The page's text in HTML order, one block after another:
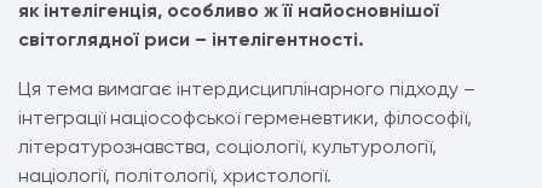
як інтелігенція, особливо ж її найосновнішої
світоглядної риси – інтелігентності.
Ця тема вимагає інтердисциплінарного підходу –
інтеграції націософської герменевтики, філософії,
літературознавства, соціології, культурології,
націології, політології, христології.